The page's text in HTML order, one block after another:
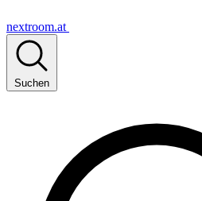
nextroom.at
Suchen